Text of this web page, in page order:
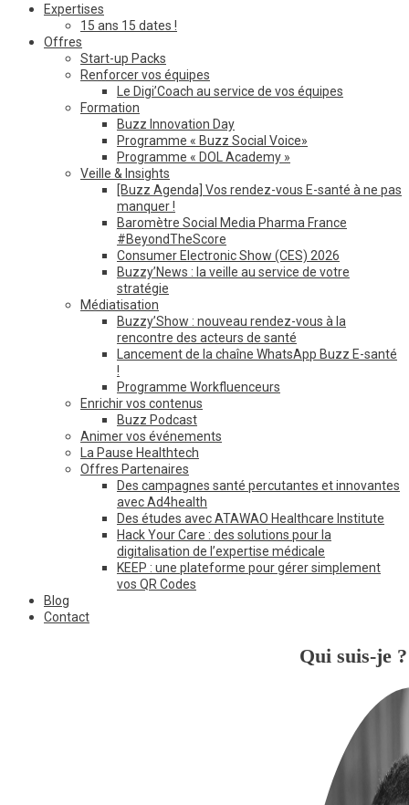
Expertises
15 ans 15 dates !
Offres
Start-up Packs
Renforcer vos équipes
Le Digi’Coach au service de vos équipes
Formation
Buzz Innovation Day
Programme « Buzz Social Voice»
Programme « DOL Academy »
Veille & Insights
[Buzz Agenda] Vos rendez-vous E-santé à ne pas
manquer !
Baromètre Social Media Pharma France
#BeyondTheScore
Consumer Electronic Show (CES) 2026
Buzzy’News : la veille au service de votre
stratégie
Médiatisation
Buzzy’Show : nouveau rendez-vous à la
rencontre des acteurs de santé
Lancement de la chaîne WhatsApp Buzz E-santé
!
Programme Workfluenceurs
Enrichir vos contenus
Buzz Podcast
Animer vos événements
La Pause Healthtech
Offres Partenaires
Des campagnes santé percutantes et innovantes
avec Ad4health
Des études avec ATAWAO Healthcare Institute
Hack Your Care : des solutions pour la
digitalisation de l’expertise médicale
KEEP : une plateforme pour gérer simplement
vos QR Codes
Blog
Contact
Qui suis-je ?